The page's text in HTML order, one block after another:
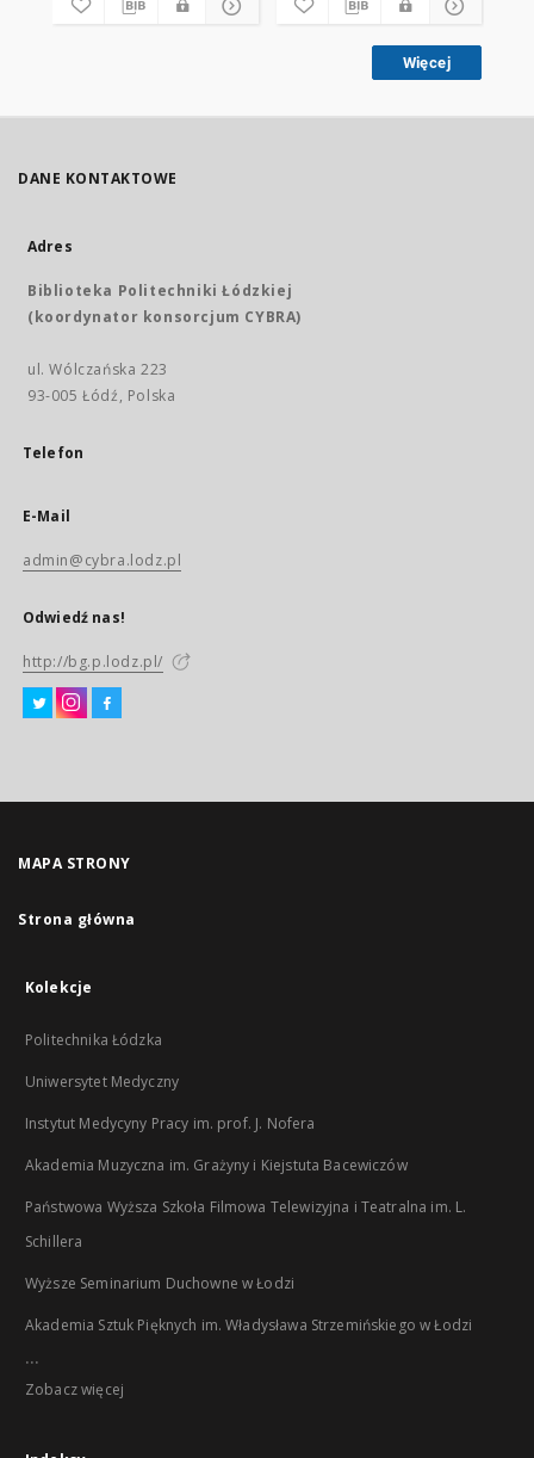
Więcej
DANE KONTAKTOWE
Adres
Biblioteka Politechniki Łódzkiej
(koordynator konsorcjum CYBRA)
ul. Wólczańska 223
93-005 Łódź, Polska
Telefon
E-Mail
admin@cybra.lodz.pl
Odwiedź nas!
http://bg.p.lodz.pl/
MAPA STRONY
Strona główna
Kolekcje
Politechnika Łódzka
Uniwersytet Medyczny
Instytut Medycyny Pracy im. prof. J. Nofera
Akademia Muzyczna im. Grażyny i Kiejstuta Bacewiczów
Państwowa Wyższa Szkoła Filmowa Telewizyjna i Teatralna im. L.
Schillera
Wyższe Seminarium Duchowne w Łodzi
Akademia Sztuk Pięknych im. Władysława Strzemińskiego w Łodzi
...
Zobacz więcej